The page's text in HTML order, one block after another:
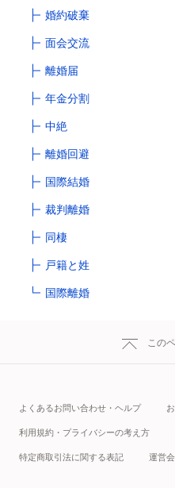
婚約破棄
面会交流
離婚届
年金分割
中絶
離婚回避
国際結婚
裁判離婚
同棲
戸籍と姓
国際離婚
この
よくあるお問い合わせ・ヘルプ
利用規約・プライバシーの考え方
特定商取引法に関する表記 運営